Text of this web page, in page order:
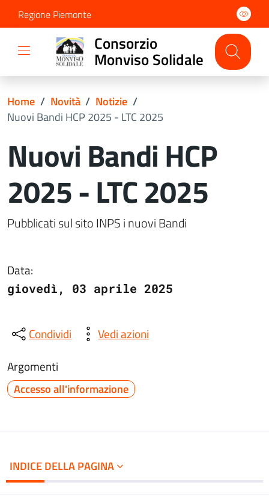
Regione Piemonte
Consorzio
Monviso Solidale
Home / Novità / Notizie /
Nuovi Bandi HCP 2025 - LTC 2025
Nuovi Bandi HCP
2025 - LTC 2025
Dettagli del documento
Pubblicati sul sito INPS i nuovi Bandi
Data:
giovedì, 03 aprile 2025
Condividi
Vedi azioni
Argomenti
Accesso all'informazione
INDICE DELLA PAGINA